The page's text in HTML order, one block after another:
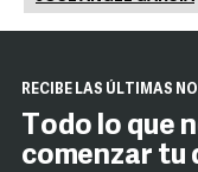
RECIBE LAS ÚLTIMAS
Todo lo que
comenzar tu